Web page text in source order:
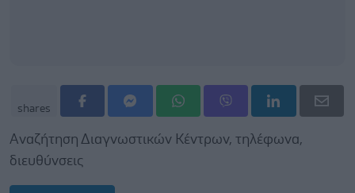
shares
Αναζήτηση Διαγνωστικών Κέντρων, τηλέφωνα,
διευθύνσεις